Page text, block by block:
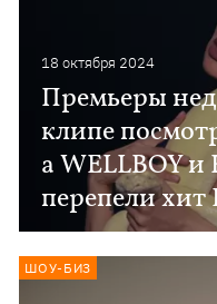
18 октября 2024
Премьеры
клипе
а WELLBOY и
перепели хит
ШОУ-БИЗ